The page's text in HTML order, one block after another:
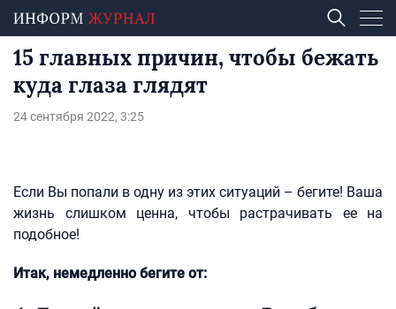
15 главных причин, чтобы бежать
куда глаза глядят
24 сентября 2022, 3:25
Если Вы попали в одну из этих ситуаций – бегите! Ваша
жизнь слишком ценна, чтобы растрачивать ее на
подобное!
Итак, немедленно бегите от: